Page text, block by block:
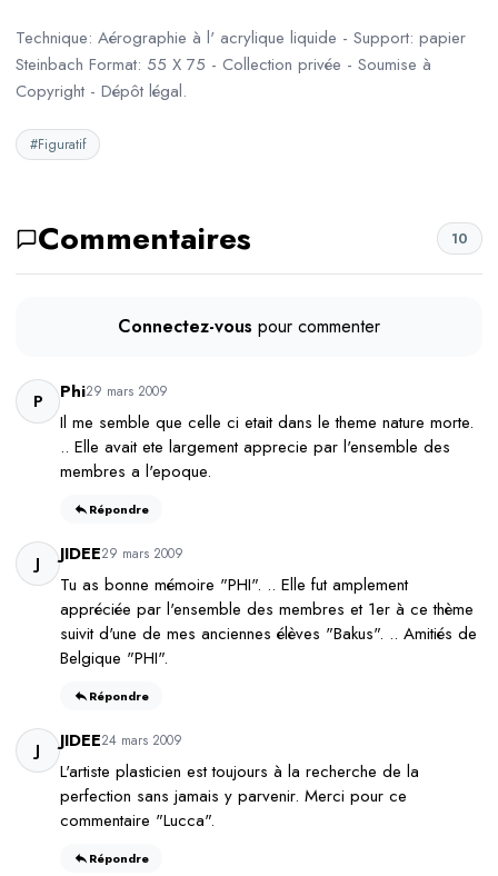
Technique: Aérographie à l' acrylique liquide - Support: papier
Steinbach Format: 55 X 75 - Collection privée - Soumise à
Copyright - Dépôt légal.
#Figuratif
Commentaires 10
Connectez-vous pour commenter
P Phi29 mars 2009
Il me semble que celle ci etait dans le theme nature morte.
.. Elle avait ete largement apprecie par l'ensemble des
membres a l'epoque.
Répondre
J JIDEE29 mars 2009
Tu as bonne mémoire "PHI". .. Elle fut amplement
appréciée par l'ensemble des membres et 1er à ce thème
suivit d'une de mes anciennes élèves "Bakus". .. Amitiés de
Belgique "PHI".
Répondre
J JIDEE24 mars 2009
L'artiste plasticien est toujours à la recherche de la
perfection sans jamais y parvenir. Merci pour ce
commentaire "Lucca".
Répondre